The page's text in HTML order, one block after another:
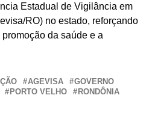
Estadual de Vigilância em
RO) no estado, reforçando
da saúde e a
AGEVISA
GOVERNO
PORTO VELHO
RONDÔNIA